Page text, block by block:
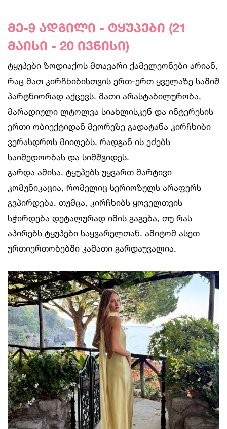
მე-9 ადგილი - ტყუპები (21
მაისი - 20 ივნისი)
ტყუპები ზოდიაქოს მთავარი ქამელეონები არიან,
რაც მათ კირჩხიბისთვის ერთ-ერთ ყველაზე საშიშ
პარტნიორად აქცევს. მათი არასტაბილურობა,
მარადიული ლტოლვა სიახლისკენ და ინტერესის
ერთი ობიექტიდან მეორეზე გადატანა კირჩხიბი
ვერასდროს მიიღებს, რადგან ის ეძებს
საიმედოობას და სიმშვიდეს.
გარდა ამისა, ტყუპებს უყვართ მარტივი
კომუნიკაცია, რომელიც სერიოზულს არაფერს
გვპირდება. თუმცა, კირჩხიბს ყოველთვის
სჭირდება დეტალურად იმის გაგება, თუ რას
აპირებს ტყუპები საყვარელთან, ამიტომ ასეთ
ურთიერთობებში კამათი გარდაუვალია.